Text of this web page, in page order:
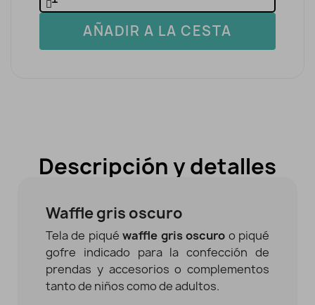
AÑADIR A LA CESTA
Descripción y detalles
Waffle gris oscuro
Tela de piquéwaffle gris oscuro o piqué
gofre indicado para la confección de
prendas y accesorios o complementos
tanto de niños como de adultos.